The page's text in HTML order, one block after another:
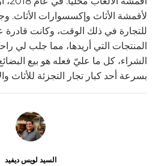
لأقمشة الأثاث وإكسسوارات
للتجارة في ذلك الوقت، وكانت قادرة
المنتجات التي أريدها، مما جلب لي
الشراء، كل ما عليّ فعله هو بيع
بسرعة أحد كبار تجار التجزئة للأثاث
السيد لويس ديفيد